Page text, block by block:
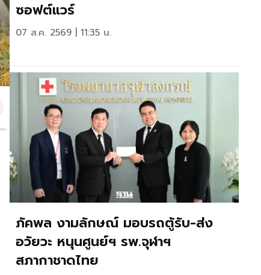
ซอฟต์แวร์
07 ส.ค. 2569 | 11:35 น.
ภัคพล งามลักษณ์ มอบรถตู้รับ-ส่ง
อวัยวะ หนุนศูนย์ฯ รพ.จุฬาฯ
สภากาชาดไทย